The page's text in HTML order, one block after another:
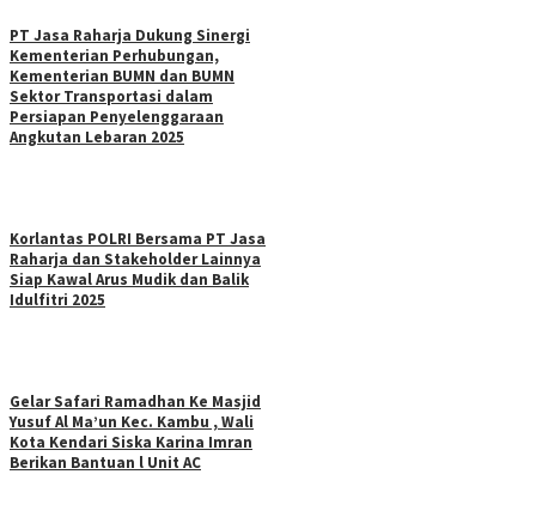
PT Jasa Raharja Dukung Sinergi
Kementerian Perhubungan,
Kementerian BUMN dan BUMN
Sektor Transportasi dalam
Persiapan Penyelenggaraan
Angkutan Lebaran 2025
Korlantas POLRI Bersama PT Jasa
Raharja dan Stakeholder Lainnya
Siap Kawal Arus Mudik dan Balik
Idulfitri 2025
Gelar Safari Ramadhan Ke Masjid
Yusuf Al Ma’un Kec. Kambu , Wali
Kota Kendari Siska Karina Imran
Berikan Bantuan l Unit AC